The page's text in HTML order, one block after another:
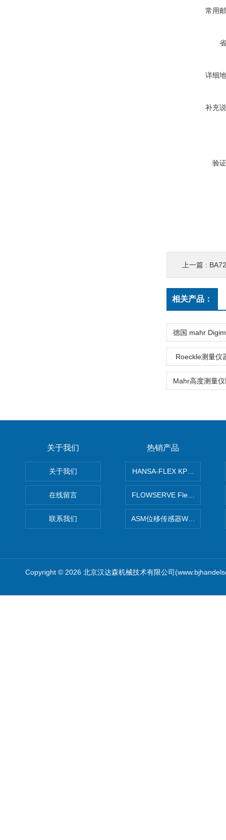
常用
详细
补充
验
上一篇 :
相关产品：
Roeckle测量仪
关于我们
关于我们
在线留言
联系我们
热销产品
HANSA-FLEX KP100P紧凑
FLOWSERVE Flex Wedge闸
ASM位移传感器WS10-750
Copyright © 2026 北京汉达森机械技术有限公司